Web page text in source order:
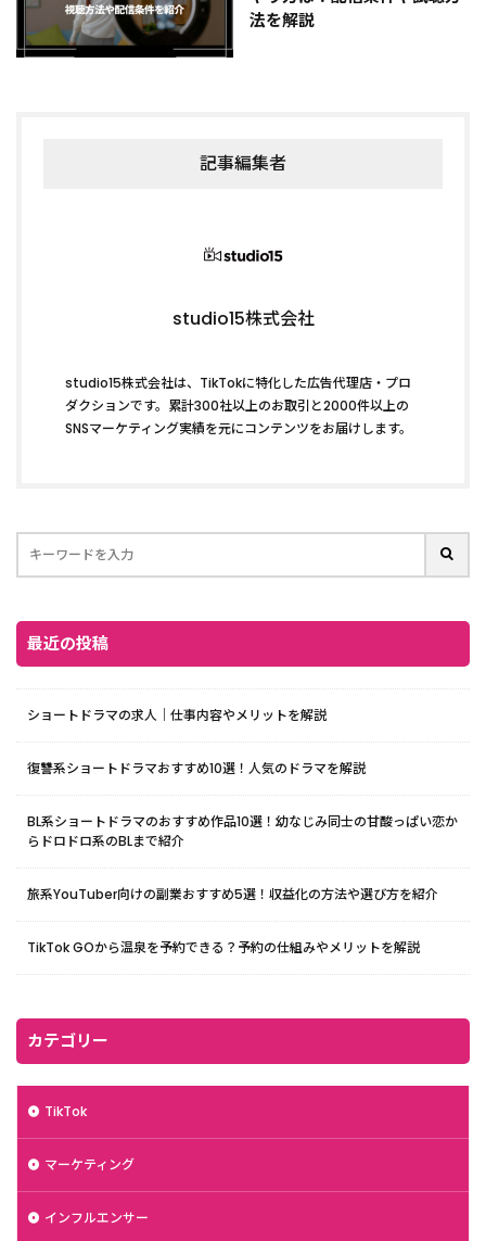
法を解説
記事編集者
studio15株式会社
studio15株式会社は、TikTokに特化した広告代理店・プロ
ダクションです。累計300社以上のお取引と2000件以上の
SNSマーケティング実績を元にコンテンツをお届けします。
最近の投稿
ショートドラマの求人｜仕事内容やメリットを解説
復讐系ショートドラマおすすめ10選！人気のドラマを解説
BL系ショートドラマのおすすめ作品10選！幼なじみ同士の甘酸っぱい恋か
らドロドロ系のBLまで紹介
旅系YouTuber向けの副業おすすめ5選！収益化の方法や選び方を紹介
TikTok GOから温泉を予約できる？予約の仕組みやメリットを解説
カテゴリー
TikTok
マーケティング
インフルエンサー